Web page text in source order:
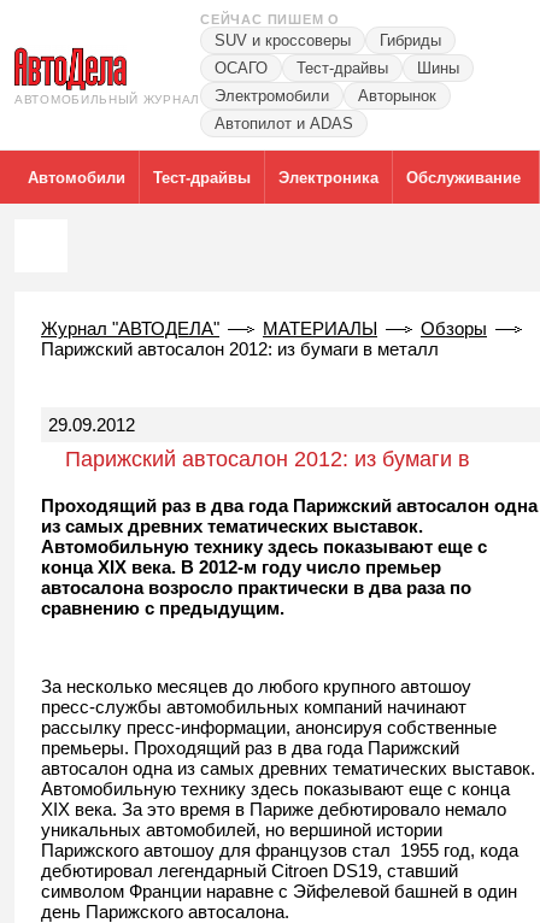
АВТОМОБИЛЬНЫЙ ЖУРНАЛ
СЕЙЧАС ПИШЕМ О
SUV и кроссоверы
Гибриды
ОСАГО
Тест-драйвы
Шины
Электромобили
Авторынок
Автопилот и ADAS
Автомобили Тест-драйвы Электроника Обслуживание
Журнал "АВТОДЕЛА" МАТЕРИАЛЫ
Обзоры
Парижский автосалон 2012: из бумаги в металл
29.09.2012
Парижский автосалон 2012: из бумаги в
Проходящий раз в два года Парижский автосалон одна
из самых древних тематических выставок.
Автомобильную технику здесь показывают еще с
конца XIX века. В 2012-м году число премьер
автосалона возросло практически в два раза по
сравнению с предыдущим.
За несколько месяцев до любого крупного автошоу
пресс-службы автомобильных компаний начинают
рассылку пресс-информации, анонсируя собственные
премьеры. Проходящий раз в два года Парижский
автосалон одна из самых древних тематических выставок.
Автомобильную технику здесь показывают еще с конца
XIX века. За это время в Париже дебютировало немало
уникальных автомобилей, но вершиной истории
Парижского автошоу для французов стал 1955 год, кода
дебютировал легендарный Citroen DS19, ставший
символом Франции наравне с Эйфелевой башней в один
день Парижского автосалона.